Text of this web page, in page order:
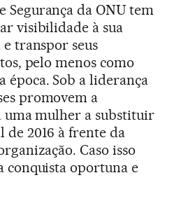
Segurança da ONU tem
visibilidade à sua
e transpor seus
pelo menos como
época. Sob a liderança
promovem a
uma mulher a substituir
2016 à frente da
Caso isso
conquista oportuna e